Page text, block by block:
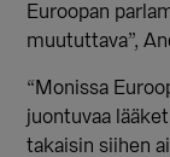
Euroopan
muututtava”,
“Monissa
juontuvaa
takaisin siihen